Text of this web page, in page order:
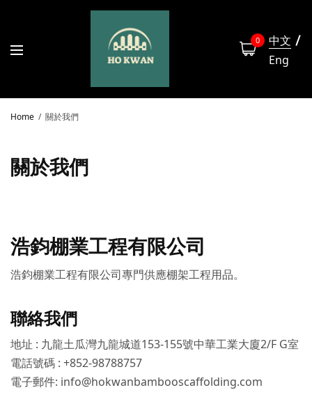
0
中文
Eng
Home 關於我們
關於我們
浩鈞棚業工程有限公司
浩鈞棚業工程有限公司專門供應棚架工程用品。
聯絡我們
地址 : 九龍土瓜灣九龍城道153-155號中華工業大廈2/F G室
電話號碼 : +852-98788757
電子郵件: info@hokwanbambooscaffolding.com